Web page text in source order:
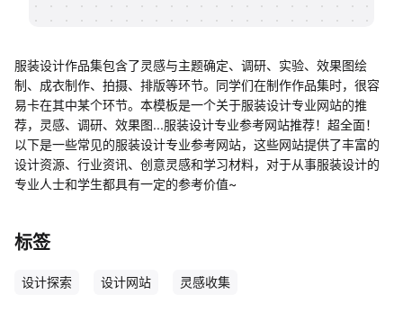
服装设计作品集包含了灵感与主题确定、调研、实验、效果图绘
制、成衣制作、拍摄、排版等环节。同学们在制作作品集时，很容
易卡在其中某个环节。本模板是一个关于服装设计专业网站的推
荐，灵感、调研、效果图...服装设计专业参考网站推荐！超全面！
以下是一些常见的服装设计专业参考网站，这些网站提供了丰富的
设计资源、行业资讯、创意灵感和学习材料，对于从事服装设计的
专业人士和学生都具有一定的参考价值~
标签
设计探索 设计网站 灵感收集